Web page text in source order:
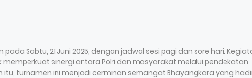
Sabtu, 21 Juni 2025, dengan jadwal sesi pagi dan sore hari.
sinergi antara Polri dan masyarakat melalui pendekatan
itu, turnamen ini menjadi cerminan semangat Bhayangkara yang